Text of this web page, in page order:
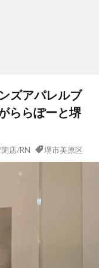
ズアパレルブ
ららぽーと堺
店/RN 堺市美原区